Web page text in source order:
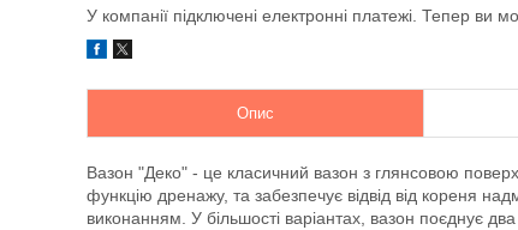
У компанії підключені електронні платежі. Тепер ви
Опис
Вазон "Деко" - це класичний вазон з глянсовою
функцію дренажу, та забезпечує відвід від кореня
виконанням. У більшості варіантах, вазон поєднує